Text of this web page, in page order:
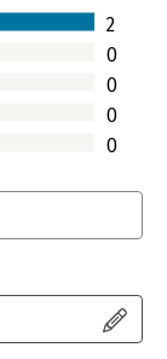
2
0
0
0
0